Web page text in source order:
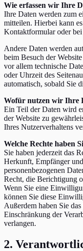
Wie erfassen wir Ihre
Ihre Daten werden zum
mitteilen. Hierbei kann
Kontaktformular oder
Andere Daten werden
beim Besuch der
vor allem technische
oder Uhrzeit des
automatisch, sobald Sie
Wofür nutzen wir Ihre
Ein Teil der Daten wird
der Website zu
Ihres Nutzerverhaltens
Welche Rechte haben
Sie haben jederzeit das
Herkunft, Empfänger
personenbezogenen
Recht, die Berichtigung
Wenn Sie eine
können Sie diese
Außerdem haben Sie
Einschränkung der
verlangen.
2.